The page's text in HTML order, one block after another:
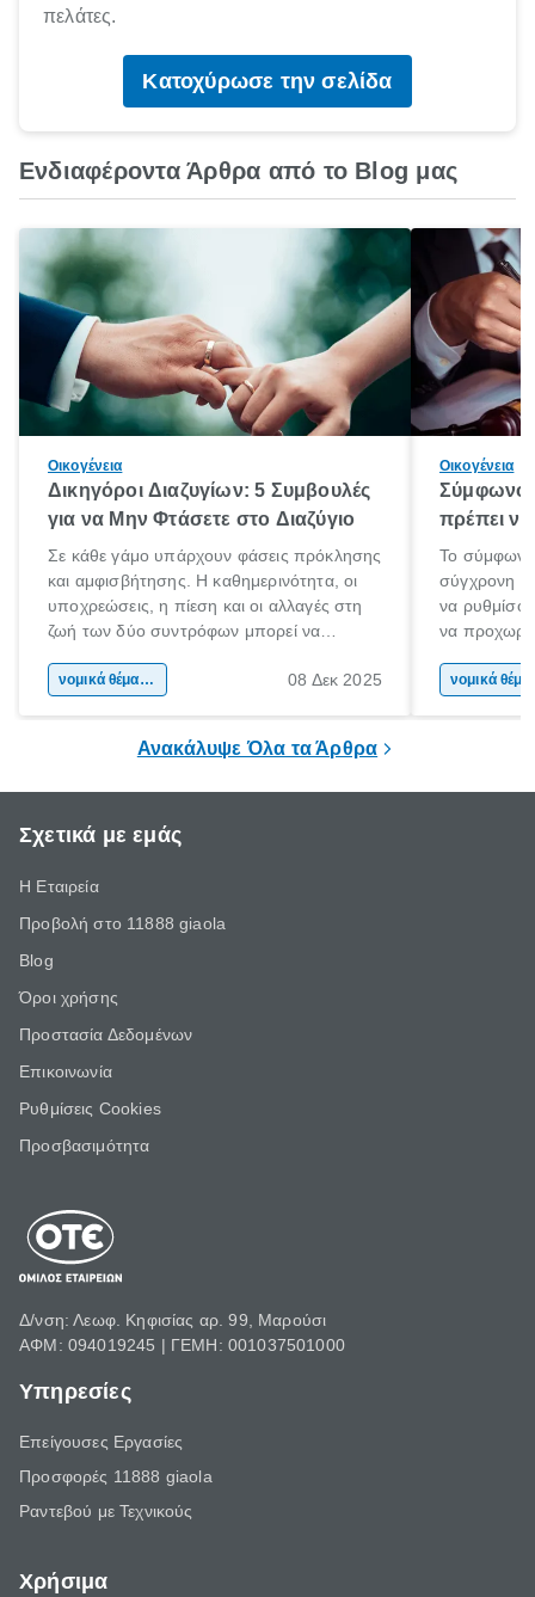
πελάτες.
Κατοχύρωσε την σελίδα
Ενδιαφέροντα Άρθρα από το Blog μας
Οικογένεια
Δικηγόροι Διαζυγίων: 5 Συμβουλές
για να Μην Φτάσετε στο Διαζύγιο
Σε κάθε γάμο υπάρχουν φάσεις πρόκλησης
και αμφισβήτησης. Η καθημερινότητα, οι
υποχρεώσεις, η πίεση και οι αλλαγές στη
ζωή των δύο συντρόφων μπορεί να
Όταν οι διαφωνίες πληθαίνουν και η
νομικά θέματα & συμβουλές 08 Δεκ 2025
Οικογένεια
Σύμφωνο
πρέπει να
Το σύμφωνο
σύγχρονη
να
να
θέλεις
Ανακάλυψε Όλα τα Άρθρα
Σχετικά με εμάς
Η Εταιρεία
Προβολή στο 11888 giaola
Blog
Όροι χρήσης
Προστασία Δεδομένων
Επικοινωνία
Ρυθμίσεις Cookies
Προσβασιμότητα
Δ/νση: Λεωφ. Κηφισίας αρ. 99, Μαρούσι
ΑΦΜ: 094019245 | ΓΕΜΗ: 001037501000
Υπηρεσίες
Επείγουσες Εργασίες
Προσφορές 11888 giaola
Ραντεβού με Τεχνικούς
Χρήσιμα